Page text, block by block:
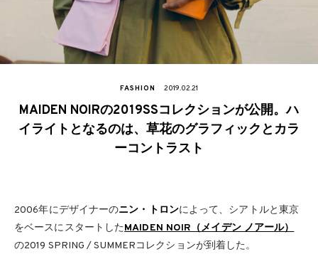
FASHION 2019.02.21
MAIDEN NOIRの2019SSコレクションが公開。ハ
イライトとなるのは、草花のグラフィックとカラ
ーコントラスト
2006年にデザイナーのニン・トロンによって、シアトルと東京
をベースにスタートしたMAIDEN NOIR（メイデン ノアール）
の2019 SPRING / SUMMERコレクションが到着した。